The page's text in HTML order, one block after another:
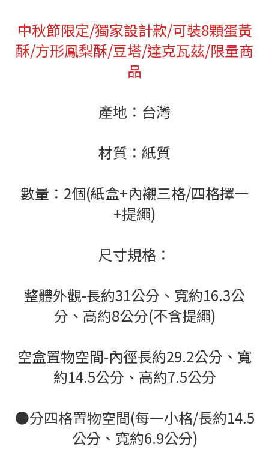
中秋節限定/獨家設計款/可裝8顆蛋黃
酥/方形鳳梨酥/豆塔/達克瓦茲/限量商
品
產地：台灣
材質：紙質
數量：2個(紙盒+內襯三格/四格擇一
+提繩)
尺寸規格：
整體外觀-長約31公分、寬約16.3公
分、高約8公分(不含提繩)
空盒置物空間-內徑長約29.2公分、寬
約14.5公分、高約7.5公分
●分四格置物空間(每一小格/長約14.5
公分、寬約6.9公分)